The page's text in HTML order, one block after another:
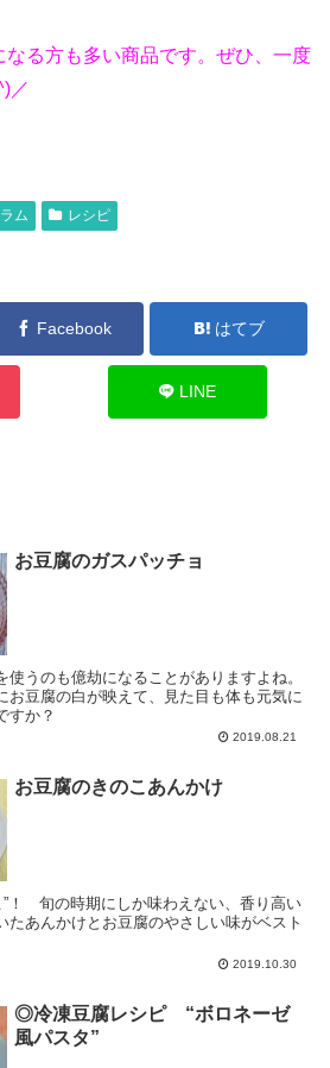
る方も多い商品です。ぜひ、一度
／
ム レシピ
Facebook はてブ
LINE
お豆腐のガスパッチョ
うのも億劫になることがありますよね。
お豆腐の白が映えて、見た目も体も元気に
すか？
2019.08.21
お豆腐のきのこあんかけ
”！ 旬の時期にしか味わえない、香り高い
たあんかけとお豆腐のやさしい味がベスト
2019.10.30
◎冷凍豆腐レシピ “ボロネーゼ
風パスタ”